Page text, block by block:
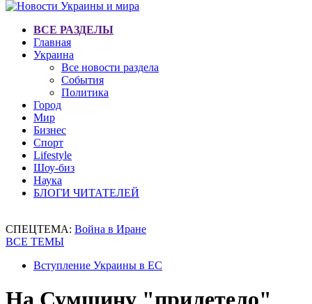
ВСЕ РАЗДЕЛЫ
Главная
Украина
Все новости раздела
События
Политика
Город
Мир
Бизнес
Спорт
Lifestyle
Шоу-биз
Наука
БЛОГИ ЧИТАТЕЛЕЙ
СПЕЦТЕМА: Война в Иране
ВСЕ ТЕМЫ
Вступление Украины в ЕС